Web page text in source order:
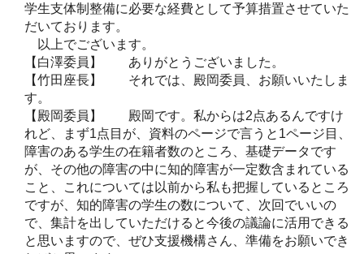
学生支体制整備に必要な経費として予算措置させていた
だいております。
以上でございます。
【白澤委員】 ありがとうございました。
【竹田座長】 それでは、殿岡委員、お願いいたしま
す。
【殿岡委員】 殿岡です。私からは2点あるんですけ
れど、まず1点目が、資料のページで言うと1ページ目、
障害のある学生の在籍者数のところ、基礎データです
が、その他の障害の中に知的障害が一定数含まれている
こと、これについては以前から私も把握しているところ
ですが、知的障害の学生の数について、次回でいいの
で、集計を出していただけると今後の議論に活用できる
と思いますので、ぜひ支援機構さん、準備をお願いでき